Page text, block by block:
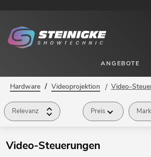
ANGEBOTE
Hardware / Videoprojektion / Video-
Relevanz Preis
Video-Steuerungen